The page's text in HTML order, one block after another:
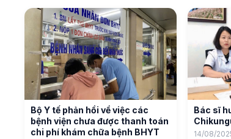
Bộ Y tế phản hồi về việc các
bệnh viện chưa được thanh toán
chi phí khám chữa bệnh BHYT
Bác sĩ
14/08/